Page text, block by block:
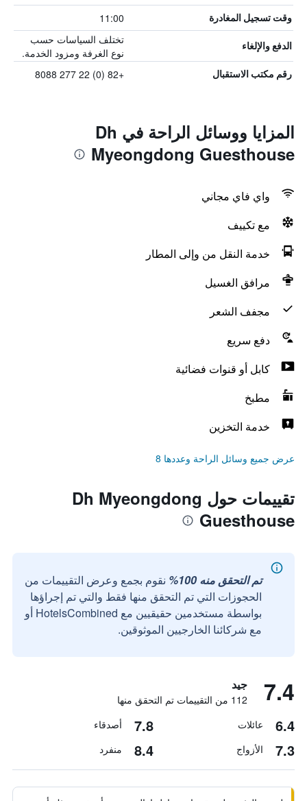
وقت تسجيل المغادرة 11:00
الدفع والإلغاء
تختلف السياسات حسب
نوع الغرفة ومزود الخدمة.
رقم مكتب الاستقبال +82 (0) 22 277 8088
المزايا ووسائل الراحة في Dh
Myeongdong Guesthouse
واي فاي مجاني
مع تكييف
خدمة النقل من وإلى المطار
مرافق الغسيل
مجفف الشعر
دفع سريع
كابل أو قنوات فضائية
مطبخ
خدمة التخزين
عرض جميع وسائل الراحة وعددها 8
تقييمات حول Dh Myeongdong
Guesthouse
تم التحقق منه 100%
نقوم بجمع وعرض التقييمات من
الحجوزات التي تم التحقق منها فقط والتي تم إجراؤها
بواسطة مستخدمين حقيقيين مع HotelsCombined أو
مع شركائنا الخارجيين الموثوقين.
7.4 جيد
112 من التقييمات تم التحقق منها
6.4 عائلات 7.8 أصدقاء
7.3 الأزواج 8.4 منفرد